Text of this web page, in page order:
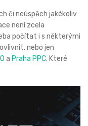
či neúspěch jakékoliv
není zcela
počítat i s některými
nebo jen
a Praha PPC. Které